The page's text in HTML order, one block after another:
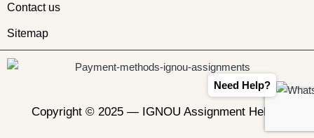
Contact us
Sitemap
Copyright © 2025 — IGNOU Assignment Helper
Need Help?